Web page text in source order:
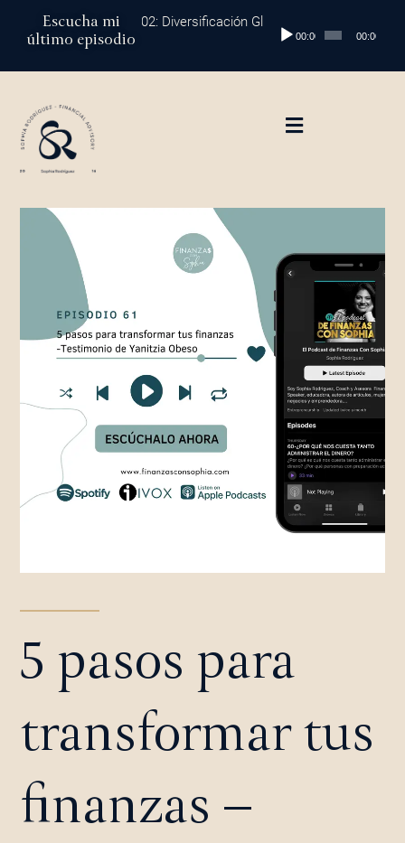
contenido
Escucha mi
último episodio
Episodio 202: Diversificación Global: Protege tu Dinero y
Reproductor
00:00 00:00
5 pasos para
transformar tus
finanzas –